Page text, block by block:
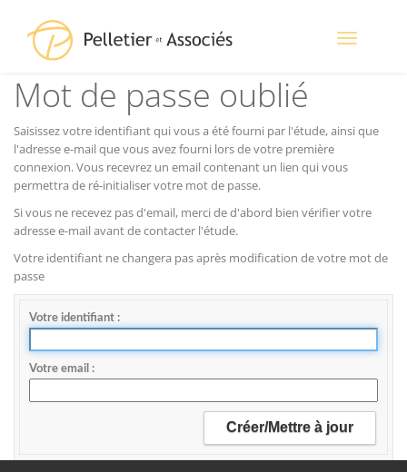
Toggle
Mot de passe oublié
Saisissez votre identifiant qui vous a été fourni par l'étude, ainsi que
l'adresse e-mail que vous avez fourni lors de votre première
connexion. Vous recevrez un email contenant un lien qui vous
permettra de ré-initialiser votre mot de passe.
Si vous ne recevez pas d'email, merci de d'abord bien vérifier votre
adresse e-mail avant de contacter l'étude.
Votre identifiant ne changera pas après modification de votre mot de
passe
Votre identifiant
Votre email